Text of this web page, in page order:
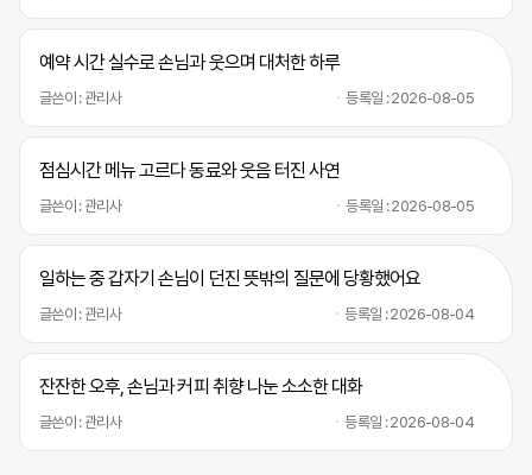
예약 시간 실수로 손님과 웃으며 대처한 하루
글쓴이 : 관리사 등록일 : 2026-08-05
점심시간 메뉴 고르다 동료와 웃음 터진 사연
글쓴이 : 관리사 등록일 : 2026-08-05
일하는 중 갑자기 손님이 던진 뜻밖의 질문에 당황했어요
글쓴이 : 관리사 등록일 : 2026-08-04
잔잔한 오후, 손님과 커피 취향 나눈 소소한 대화
글쓴이 : 관리사 등록일 : 2026-08-04